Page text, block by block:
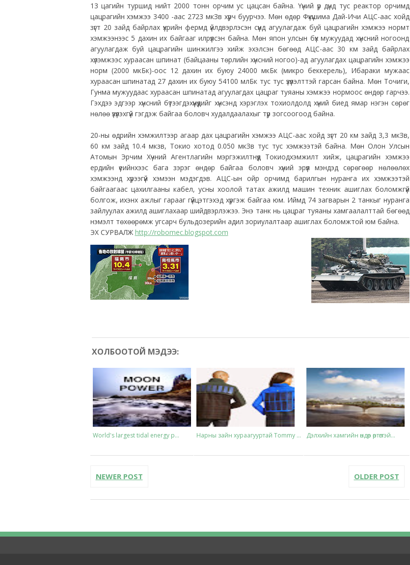
13 цагийн туршид нийт 2000 тонн орчим ус цацсан байна. Үүний үр дүнд тус реактор орчимд
цацрагийн хэмжээ 3400 -аас 2723 мкЗв хүрч буурчээ. Мөн өдөр Фүкүшима Дай-Ичи АЦС-аас хойд
зүгт 20 зайд байрлах үхрийн фермд үйлдвэрлэсэн сүүнд агуулагдаж буй цацрагийн хэмжээ нормт
хэмжээнээс 5 дахин их байгааг илрүүлсэн байна. Мөн япон улсын бүх мужуудад хүнсний ногоонд
агуулагдаж буй цацрагийн шинжилгээ хийж эхэлсэн бөгөөд АЦС-аас 30 км зайд байрлах
хүлэмжээс хураасан шпинат (байцааны төрлийн хүнсний ногоо)-ад агуулагдах цацрагийн хэмжээ
норм (2000 мкБк)-оос 12 дахин их буюу 24000 мкБк (микро беккерель), Ибараки мужаас
хураасан шпинатад 27 дахин их буюу 54100 млБк тус тус үзүүлэлттэй гарсан байна. Мөн Точиги,
Гунма мужуудаас хураасан шпинатад агуулагдах цацраг туяаны хэмжээ нормоос өндөр гарчээ.
Гэхдээ эдгээр хүнсний бүтээгдэхүүнүүдийг хүнсэнд хэрэглэх тохиолдолд хүний биед ямар нэгэн сөрөг
нөлөө үзүүлэхгүй гэгдэж байгаа боловч худалдаалахыг түр зогсоогоод байна.
20-ны өдрийн хэмжилтээр агаар дах цацрагийн хэмжээ АЦС-аас хойд зүгт 20 км зайд 3,3 мкЗв,
60 км зайд 10.4 мкзв, Токио хотод 0.050 мкЗв тус тус хэмжээтэй байна. Мөн Олон Улсын
Атомын Эрчим Xүчний Агентлагийн мэргэжилтнүүд Токиодхэмжилт хийж, цацрагийн хэмжээ
ердийн үеийнхээс бага зэрэг өндөр байгаа боловч хүний эрүүл мэндэд сөрөгөөр нөлөөлөх
хэмжээнд хүрээгүй хэмээн мэдэгдэв. АЦС-ын ойр орчимд барилгын нуранга их хэмжээтэй
байгаагаас цахилгааны кабел, усны хоолой татах ажилд машин техник ашиглах боломжгүй
болгож, ихэнх ажлыг гарааг гүйцэтгэхэд хүргэж байгаа юм. Иймд 74 загварын 2 танкыг нуранга
зайлуулах ажилд ашиглахаар шийдвэрлэжээ. Энэ танк нь цацраг туяаны хамгаалалттай бөгөөд
нэмэлт төхөөрөмж угсарч бульдозерийн адил зориулалтаар ашиглах боломжтой юм байна.
ЭХ СУРВАЛЖ http://robomec.blogspot.com
ХОЛБООТОЙ МЭДЭЭ:
World's largest tidal energy p... Нарны зайн хураагууртай Tommy ... Дэлхийн хамгийн өндөр өртөгтэй...
NEWER POST OLDER POST